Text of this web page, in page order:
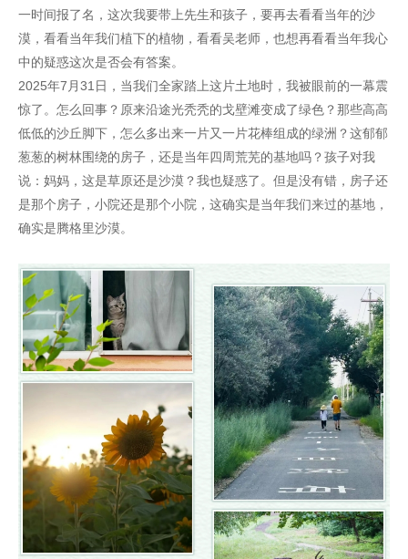
一时间报了名，这次我要带上先生和孩子，要再去看看当年的沙
漠，看看当年我们植下的植物，看看吴老师，也想再看看当年我心
中的疑惑这次是否会有答案。
2025年7月31日，当我们全家踏上这片土地时，我被眼前的一幕震
惊了。怎么回事？原来沿途光秃秃的戈壁滩变成了绿色？那些高高
低低的沙丘脚下，怎么多出来一片又一片花棒组成的绿洲？这郁郁
葱葱的树林围绕的房子，还是当年四周荒芜的基地吗？孩子对我
说：妈妈，这是草原还是沙漠？我也疑惑了。但是没有错，房子还
是那个房子，小院还是那个小院，这确实是当年我们来过的基地，
确实是腾格里沙漠。